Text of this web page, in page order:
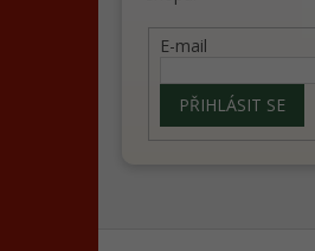
E-mail
PŘIHLÁSIT SE